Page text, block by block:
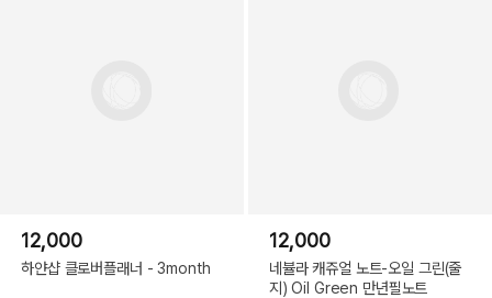
12,000
하얀샵 클로버플래너 - 3month
12,000
네뷸라 캐쥬얼 노트-오일 그린(줄
지) Oil Green 만년필노트